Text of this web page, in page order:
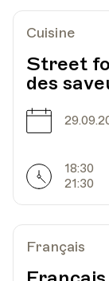
Cuisine
Street
des
Date
Horarires
18:30
21:30
Français